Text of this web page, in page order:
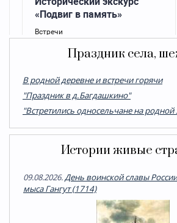
Праздник села,
В родной деревне и встречи горячи
"Праздник в д.Багдашкино"
"Встретились односельчане на родной
Истории живые
09.08.2026.День воинской славы
мыса Гангут (1714)